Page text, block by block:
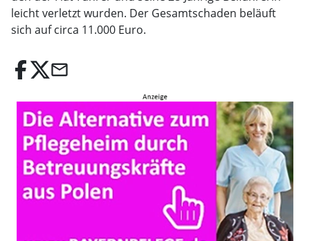
leicht verletzt wurden. Der Gesamtschaden beläuft
sich auf circa 11.000 Euro.
email